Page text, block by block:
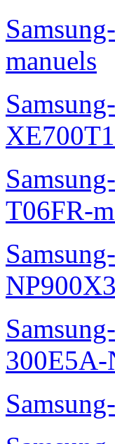
manuels
T06FR-
300E5A-